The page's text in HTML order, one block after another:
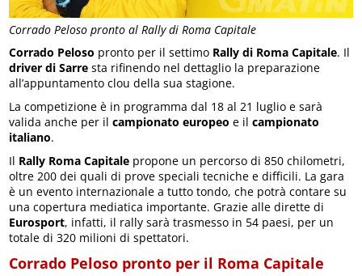
Corrado Peloso pronto al Rally di Roma Capitale
Corrado Peloso pronto per il settimo Rally di Roma Capitale. Il
driver di Sarre sta rifinendo nel dettaglio la preparazione
all’appuntamento clou della sua stagione.
La competizione è in programma dal 18 al 21 luglio e sarà
valida anche per ilcampionato europeo e ilcampionato
italiano.
Il Rally Roma Capitale propone un percorso di 850 chilometri,
oltre 200 dei quali di prove speciali tecniche e difficili. La gara
è un evento internazionale a tutto tondo, che potrà contare su
una copertura mediatica importante. Grazie alle dirette di
Eurosport, infatti, il rally sarà trasmesso in 54 paesi, per un
totale di 320 milioni di spettatori.
Corrado Peloso pronto per il Roma Capitale